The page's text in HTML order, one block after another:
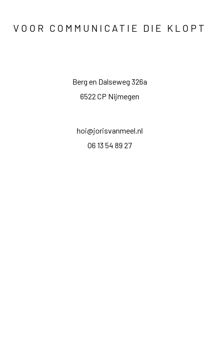
VOOR COMMUNICATIE DIE KLOPT
Berg en Dalseweg 326a
6522 CP Nijmegen
hoi@jorisvanmeel.nl
06 13 54 89 27